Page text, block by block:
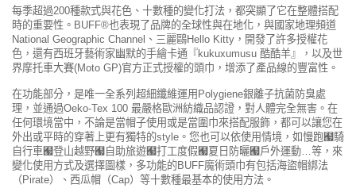
每季超過200種款式與花色、十數種的變化打法，都突顯了它在整體搭配
時的重要性。BUFF®也表現了品牌的全球性與在地化，與國家地理頻道
National Geographic Channel、三麗鷗Hello Kitty，開發了許多授權花
色，還有西班牙藝術家幽默的手繪卡通『kukuxumusu 酷酷羊』，以及世
界摩托車大賽(Moto GP)官方正式授權的頭巾，增添了產品線的豐富性。
在功能部分，是唯一全系列超細纖維運用Polygiene銀離子抗菌防臭處
理，並通過Oeko-Tex 100 最嚴格歐洲紡織品認證，對人體完全無害。在
任何環境當中，不論是當帽子使用或是當圍巾來搭配服飾，都可以讓您在
外出或平時的穿著上更有獨特的style。您也可以依使用情境，如慢跑﹧騎
自行車﹧登山越野﹧自助旅遊﹧打工度假﹧夏日防曬﹧戶外運動…等，來
變化使用方式及選擇圖樣，多功能的BUFF魔術頭巾有包括海盜帽綁法
（Pirate）、西瓜帽（Cap）等十數種最基本的使用方法。